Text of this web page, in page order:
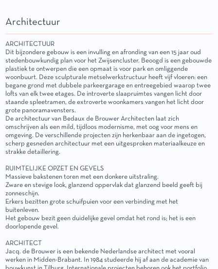
Architectuur
ARCHITECTUUR
Dit bijzondere gebouw is een invulling en afronding van een 15 jaar oud
stedenbouwkundig plan voor het Zwijsencluster. Beoogd is een gebouwde
plastiek te ontwerpen die een opmaat is voor park en omliggende
woonbuurt. Deze sculpturale metselwerkstructuur heeft vijf vloeren: een
begane grond met dubbele parkeergarage en entreegebied waarop twee
lofts van elk twee etages. De introverte slaapruimtes vangen licht door
staande spleetramen, de extroverte woonkamers vangen het licht door
grote panoramavensters.
De architectuur van Bedaux de Brouwer Architecten laat zich
omschrijven als een mild, tijdloos modernisme, met oog voor mens en
omgeving. De verschillende projecten zijn herkenbaar aan de ingetogen,
scherp gesneden architectuur met een uitgesproken materiaalkeuze en
strakke detaillering.
RUIMTELIJKE OPZET EN GEVELS
Massieve bakstenen toren met een donkere uitstraling.
Zware en stevige look, glanzend oppervlak dat glanzend beeld geeft bij
zonneschijn.
Erkers bezitten grote schuifpuien voor een verbinding met het
buitenleven.
Het gebouw bezit geen duidelijke gevel omdat het rond is; het is een
doorlopende gevel.
ARCHITECT
Jacq. de Brouwer is een bekende Nederlandse architect met vooral
werken in Midden-Brabant. In 1984 studeerde hij af aan de academie van